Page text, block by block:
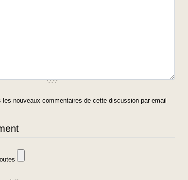
les nouveaux commentaires de cette discussion par email